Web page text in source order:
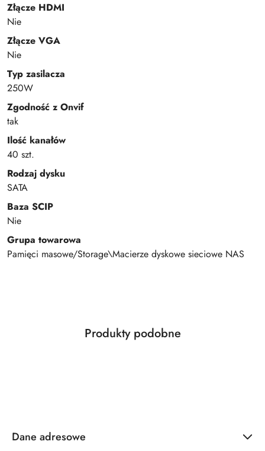
Złącze HDMI
Nie
Złącze VGA
Nie
Typ zasilacza
250W
Zgodność z Onvif
tak
Ilość kanałów
40 szt.
Rodzaj dysku
SATA
Baza SCIP
Nie
Grupa towarowa
Pamięci masowe/Storage\Macierze dyskowe sieciowe NAS
Pomiń karuzelę produktów
Produkty
Produkty podobne
Dane adresowe